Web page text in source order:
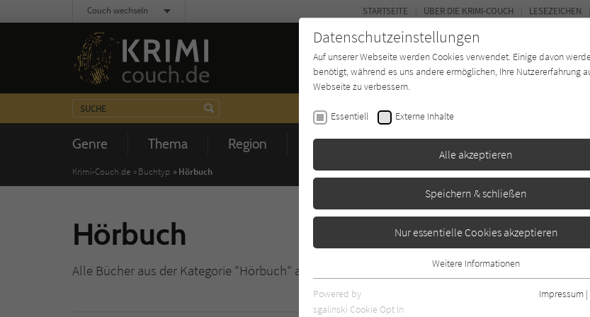
Genre Thema Region Zeit Buchtyp Autor*in Magazin
STARTSEITE ÜBER DIE KRIMI-COUCH LESEZEICHEN
Couch wechseln
Krimi-Couch.de Buchtyp Hörbuch
Hörbuch
Alle Bücher aus der Kategorie "Hörbuch" auf Krimi-Couch.de.
Datenschutzeinstellungen
Auf unserer Webseite werden Cookies verwendet. Einige davon
benötigt, während es uns andere ermöglichen, Ihre Nutzererfahrung
Webseite zu verbessern.
Essentiell Externe Inhalte
Alle akzeptieren
Speichern & schließen
Nur essentielle Cookies akzeptieren
Essentielle Cookies werden für grundlegende Funktionen der
benötigt. Dadurch ist gewährleistet, dass die Webseite einwandfrei
Weitere Informationen
Powered by
sgalinski Cookie Opt In
Impressum |